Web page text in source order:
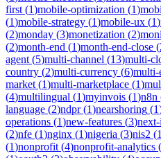
first (1)mobile-optimization (1)
(1)mobile-strategy (1)mobile-ux (1)
(2)monday (3)monetization (2)
(2)month-end (1)month-end-close (
agent (5)multi-channel (13)multi-
country (2)multi-currency (6)multi-
market (1)multi-marketplace (1)
(4)multilingual (1)myinvois (1)n8n
language (2)ndpr(1)nearshoring (1
operations (1)new-features (3)
(2)nfe (1)nginx (1)nigeria (3)nis2 (1
(1)nonprofit (4)nonprofit-analytics (